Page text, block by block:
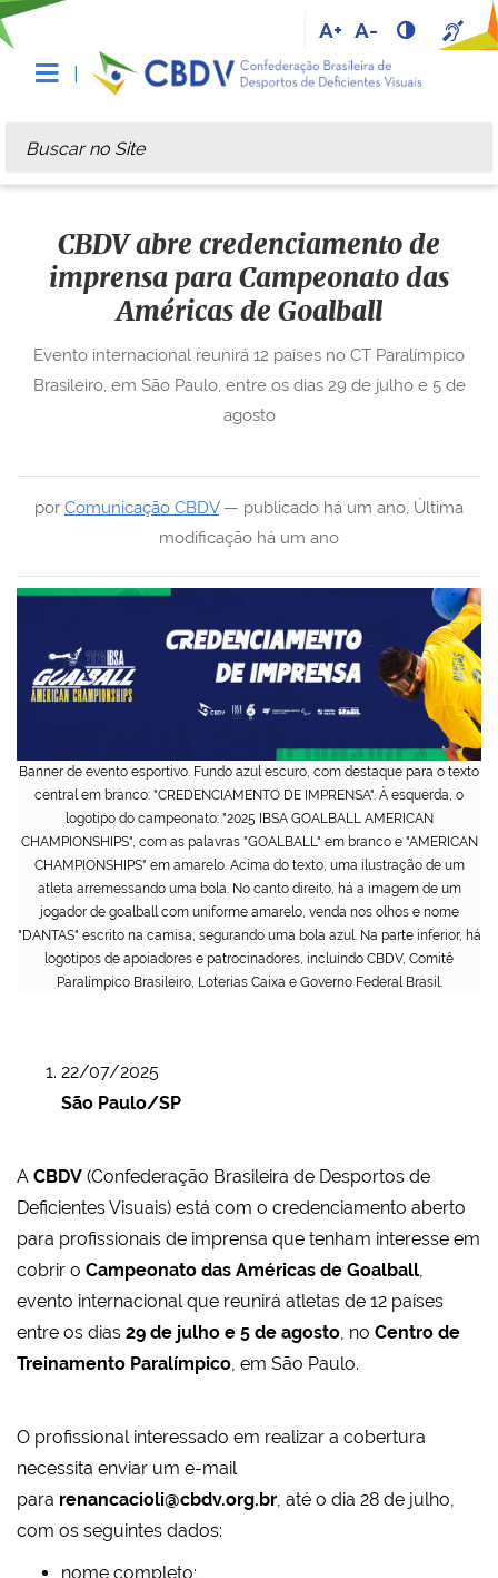
A+ A-
Busca
Busca Avançada…
Banner de evento esportivo. Fundo azul escuro, com destaque para o texto
central em branco: "CREDENCIAMENTO DE IMPRENSA". À esquerda, o
logotipo do campeonato: "2025 IBSA GOALBALL AMERICAN
CHAMPIONSHIPS", com as palavras "GOALBALL" em branco e "AMERICAN
CHAMPIONSHIPS" em amarelo. Acima do texto, uma ilustração de um
atleta arremessando uma bola. No canto direito, há a imagem de um
jogador de goalball com uniforme amarelo, venda nos olhos e nome
"DANTAS" escrito na camisa, segurando uma bola azul. Na parte inferior, há
logotipos de apoiadores e patrocinadores, incluindo CBDV, Comitê
Paralímpico Brasileiro, Loterias Caixa e Governo Federal Brasil.
CBDV abre credenciamento de
imprensa para Campeonato das
Américas de Goalball
por Comunicação CBDV— publicado há um ano, Última
modificação há um ano
Evento internacional reunirá 12 países no CT Paralímpico
Brasileiro, em São Paulo, entre os dias 29 de julho e 5 de
agosto
22/07/2025
São Paulo/SP
A CBDV (Confederação Brasileira de Desportos de
Deficientes Visuais) está com o credenciamento aberto
para profissionais de imprensa que tenham interesse em
cobrir o Campeonato das Américas de Goalball
evento internacional que reunirá atletas de 12 países
entre os dias 29 de julho e 5 de agosto , no Centro de
Treinamento Paralímpico , em São Paulo.
O profissional interessado em realizar a cobertura
necessita enviar um e-mail
para renancacioli@cbdv.org.br , até o dia 28 de julho,
com os seguintes dados:
nome completo;